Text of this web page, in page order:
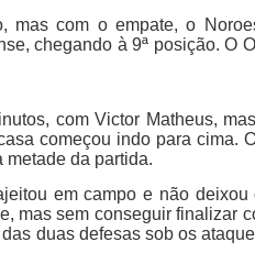
mas com o empate, o
chegando à 9ª posição. O
com Victor Matheus,
começou indo para cima.
metade da partida.
em campo e não
mas sem conseguir finalizar
duas defesas sob os